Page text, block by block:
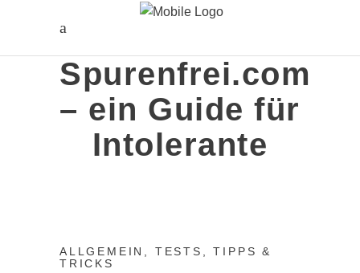
Spurenfrei.com
– ein Guide für
Intolerante
ALLGEMEIN
TESTS, TIPPS &
TRICKS